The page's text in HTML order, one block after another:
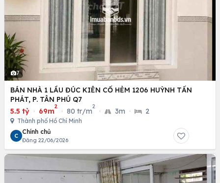
7
BÁN NHÀ 1 LẦU ĐÚC KIÊN CỐ HẺM 1206 HUỲNH TẤN
PHÁT, P. TÂN PHÚ Q7
5.5 tỷ · 69m
2
· 80 tr/m
2
· 3m · 2
Thành phố Hồ Chí Minh
C
Chính chủ
Đăng 22/06/2026